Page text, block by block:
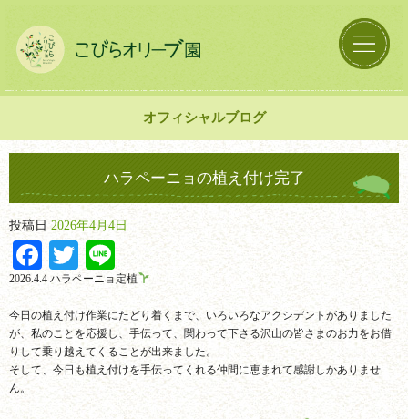
オフィシャルブログ
ハラペーニョの植え付け完了
投稿日 2026年4月4日
Facebook
Twitter
Line
2026.4.4 ハラペーニョ定植
今日の植え付け作業にたどり着くまで、いろいろなアクシデントがありました
が、私のことを応援し、手伝って、関わって下さる沢山の皆さまのお力をお借
りして乗り越えてくることが出来ました。
そして、今日も植え付けを手伝ってくれる仲間に恵まれて感謝しかありませ
ん。